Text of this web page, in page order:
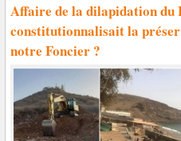
Affaire de la dilapidation
constitutionnalisait la
notre Foncier ?